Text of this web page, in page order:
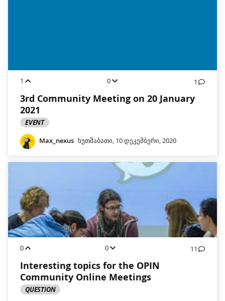
1 0 1
3rd Community Meeting on 20 January
2021
EVENT
Max_nexus ხუთშაბათი, 10 დეკემბერი, 2020
0 0 11
Interesting topics for the OPIN
Community Online Meetings
QUESTION